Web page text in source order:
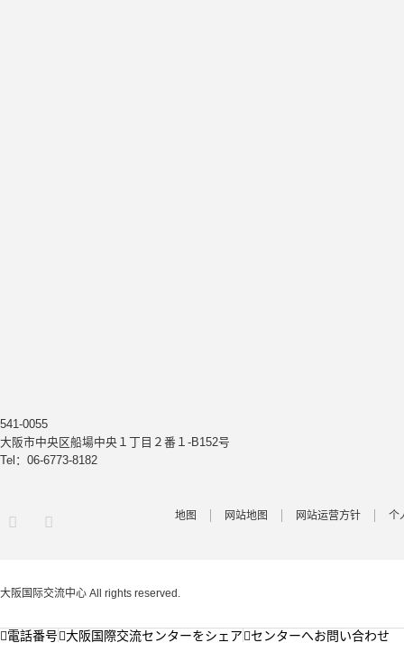
541-0055
大阪市中央区船場中央１丁目２番１-B152号
Tel：06-6773-8182
Facebook 地图 网站地图 网站运营方针 个
大阪国际交流中心 All rights reserved.
電話番号 大阪国際交流センターをシェア センターへお問い合わせ